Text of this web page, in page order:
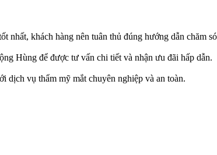
khách hàng nên tuân thủ đúng hướng dẫn chăm
Hùng để được tư vấn chi tiết và nhận ưu đãi hấp dẫn.
dịch vụ thẩm mỹ mắt chuyên nghiệp và an toàn.